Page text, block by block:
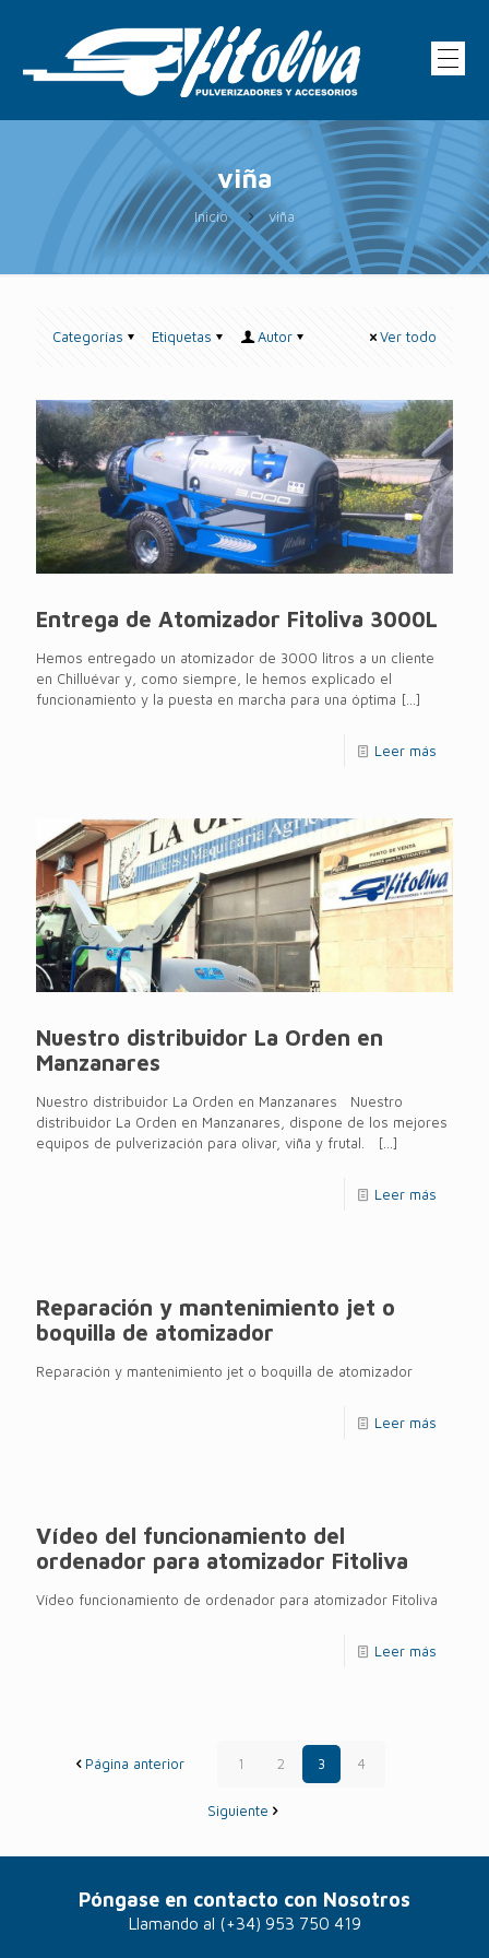
viña
Inicio viña
Categorías Etiquetas Autor Ver todo
Entrega de Atomizador Fitoliva 3000L
Hemos entregado un atomizador de 3000 litros a un cliente
en Chilluévar y, como siempre, le hemos explicado el
funcionamiento y la puesta en marcha para una óptima […]
Leer más
Nuestro distribuidor La Orden en
Manzanares
Nuestro distribuidor La Orden en Manzanares Nuestro
distribuidor La Orden en Manzanares, dispone de los mejores
equipos de pulverización para olivar, viña y frutal.
[…]
Leer más
Reparación y mantenimiento jet o
boquilla de atomizador
Reparación y mantenimiento jet o boquilla de atomizador
Leer más
Vídeo del funcionamiento del
ordenador para atomizador Fitoliva
Vídeo funcionamiento de ordenador para atomizador Fitoliva
Leer más
Página anterior 1 2 3 4
Siguiente
Póngase en contacto con Nosotros
Llamando al (+34) 953 750 419